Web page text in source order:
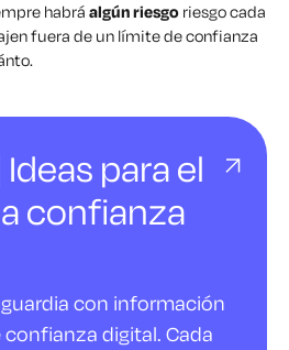
habrá algún riesgo riesgo cada
fuera de un límite de confianza
para el
confianza
con información
digital. Cada